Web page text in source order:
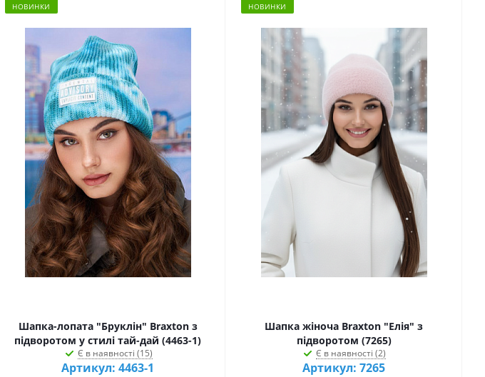
НОВИНКИ
Шапка-лопата "Бруклін" Braxton з
підворотом у стилі тай-дай (4463-1)
Є в наявності (15)
Артикул: 4463-1
НОВИНКИ
Шапка жіноча Braxton "Елія" з
підворотом (7265)
Є в наявності (2)
Артикул: 7265